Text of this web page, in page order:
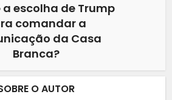
a escolha de Trump
comandar a
da Casa
Branca?
O AUTOR